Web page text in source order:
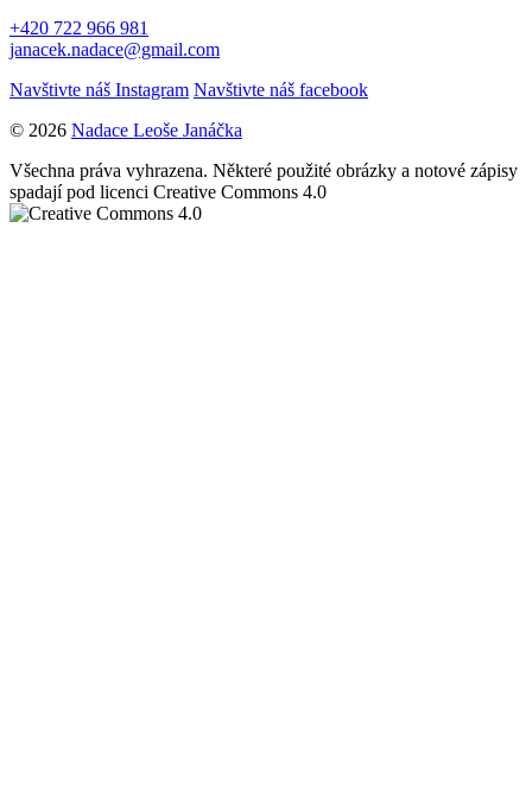
+420 722 966 981
janacek.nadace@gmail.com
Navštivte náš Instagram Navštivte náš facebook
© 2026 Nadace Leoše Janáčka
Všechna práva vyhrazena. Některé použité obrázky a notové zápisy
spadají pod licenci Creative Commons 4.0